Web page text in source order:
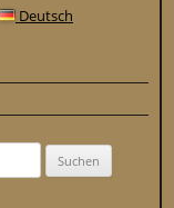
Deutsch